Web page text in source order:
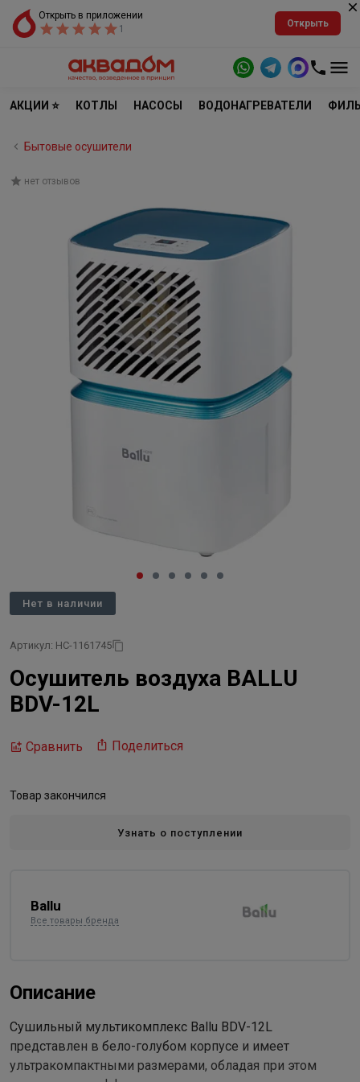
Открыть в приложении
1
Открыть
АКЦИИ ⭐ КОТЛЫ НАСОСЫ ВОДОНАГРЕВАТЕЛИ
Бытовые осушители
нет отзывов
Нет в наличии
Артикул: НС-1161745
Осушитель воздуха BALLU
BDV-12L
Сравнить Поделиться
Товар закончился
Узнать о поступлении
Ballu
Все товары бренда
Описание
Сушильный мультикомплекс Ballu BDV-12L
представлен в бело-голубом корпусе и имеет
ультракомпактными размерами, обладая при этом